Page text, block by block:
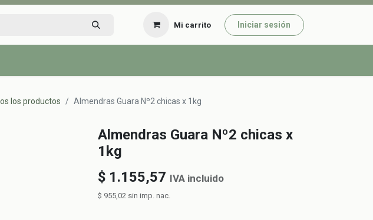
Mi carrito Iniciar sesión
los productos Almendras Guara Nº2 chicas x 1kg
Almendras Guara Nº2 chicas x
1kg
$ 1.155,57 IVA incluido
$ 955,02 sin imp. nac.